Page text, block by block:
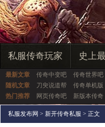
私服传奇玩家 史上
最新文章 传奇中变吧 传奇世界吧
随机文章
刀臾说道帮 传奇单机版
热门推荐
网页传奇吧 新版本传奇
私服发布网 > 新开传奇私服 > 正文